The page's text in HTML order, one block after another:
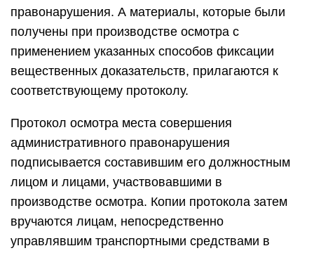
правонарушения. А материалы, которые были
получены при производстве осмотра с
применением указанных способов фиксации
вещественных доказательств, прилагаются к
соответствующему протоколу.
Протокол осмотра места совершения
административного правонарушения
подписывается составившим его должностным
лицом и лицами, участвовавшими в
производстве осмотра. Копии протокола затем
вручаются лицам, непосредственно
управлявшим транспортными средствами в